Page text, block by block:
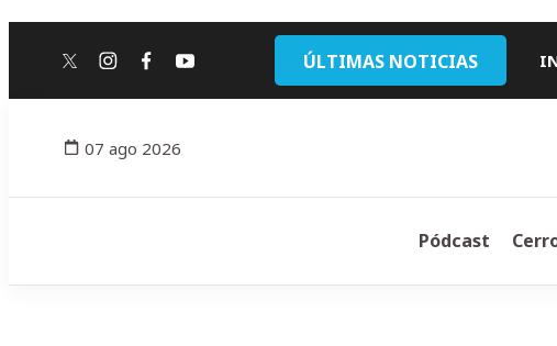
twitterinstagram
facebook
youtube ÚLTIMAS NOTICIAS
07 ago 2026
Pódcast